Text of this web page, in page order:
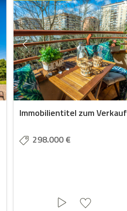
Immobilientitel zum Verkauf
298.000 €